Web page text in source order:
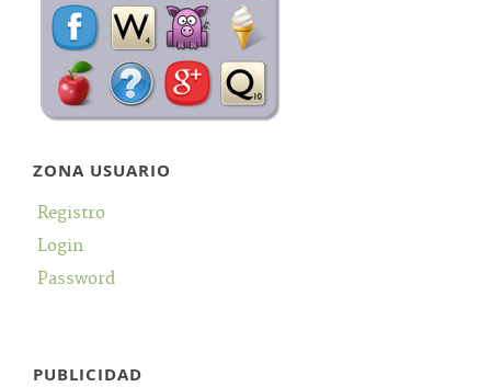
ZONA USUARIO
Registro
Login
Password
PUBLICIDAD